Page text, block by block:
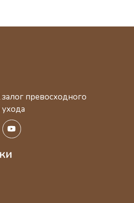
превосходного